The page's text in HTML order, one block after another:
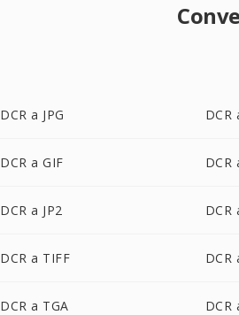
DCR a JPG DCR
DCR a GIF DCR
DCR a JP2 DCR
DCR a TIFF DCR
DCR a TGA DCR